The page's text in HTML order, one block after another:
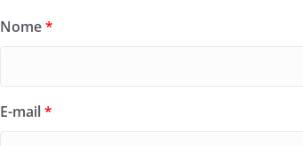
Nome*
E-mail*